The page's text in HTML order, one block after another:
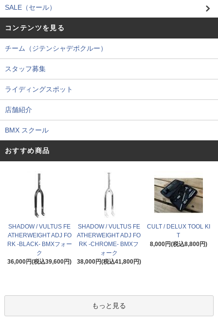
SALE（セール）
コンテンツを見る
チーム（ジテンシャデポクルー）
スタッフ募集
ライディングスポット
店舗紹介
BMX スクール
おすすめ商品
SHADOW / VULTUS FE
ATHERWEIGHT ADJ FO
RK -BLACK- BMXフォー
ク
36,000円(税込39,600円)
SHADOW / VULTUS FE
ATHERWEIGHT ADJ FO
RK -CHROME- BMXフ
ォーク
38,000円(税込41,800円)
CULT / DELUX TOOL KI
T
8,000円(税込8,800円)
もっと見る